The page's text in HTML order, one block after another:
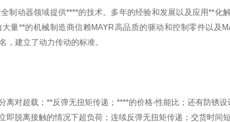
制动器领域提供****的技术。多年的经验和发展以及应用**化
大量**的机械制造商信赖MAYR高品质的驱动和控制零件以及
，建立了动力传动的标准。
离对超载；**反弹无扭矩传递；****的价格-性能比；还有防锈设
即脱离接触的情况下超负荷；连续反弹无扭矩传递；交货时间短